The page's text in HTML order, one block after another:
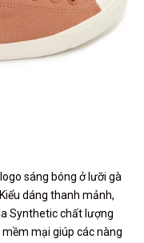
sáng bóng ở lưỡi gà
dáng thanh mảnh,
Synthetic chất lượng
mại giúp các nàng